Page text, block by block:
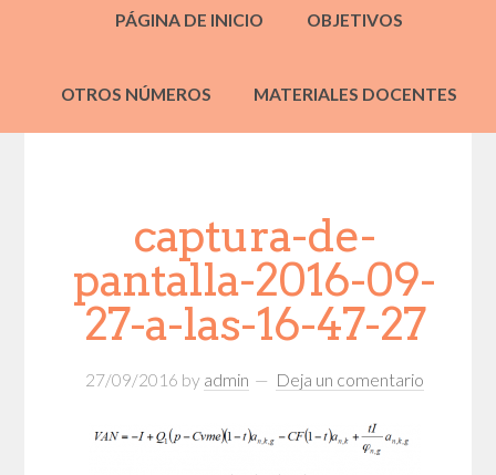
PÁGINA DE INICIO OBJETIVOS
OTROS NÚMEROS MATERIALES DOCENTES
captura-de-
pantalla-2016-09-
27-a-las-16-47-27
27/09/2016 by admin Deja un comentario